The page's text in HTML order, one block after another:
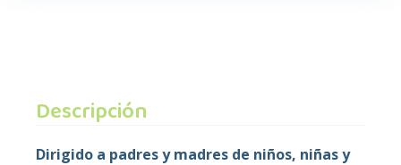
Descripción
Dirigido a padres y madres de niños, niñas y